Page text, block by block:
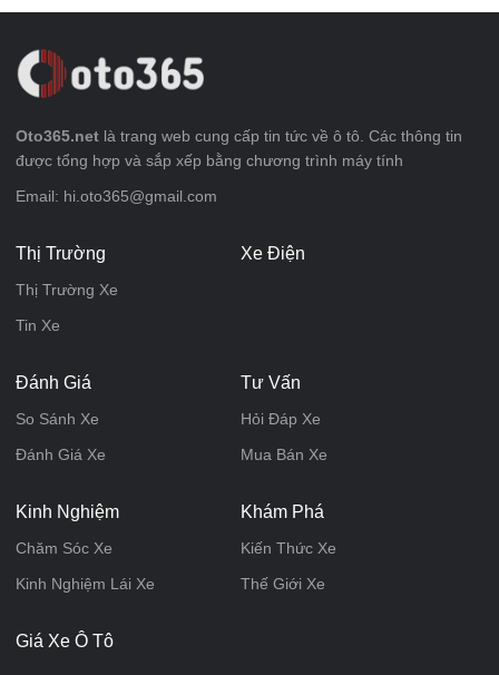
Oto365.net là trang web cung cấp tin tức về ô tô. Các thông tin
được tổng hợp và sắp xếp bằng chương trình máy tính
Email: hi.oto365@gmail.com
Thị Trường
Thị Trường Xe
Tin Xe
Xe Điện
Đánh Giá
So Sánh Xe
Đánh Giá Xe
Tư Vấn
Hỏi Đáp Xe
Mua Bán Xe
Kinh Nghiệm
Chăm Sóc Xe
Kinh Nghiệm Lái Xe
Khám Phá
Kiến Thức Xe
Thế Giới Xe
Giá Xe Ô Tô